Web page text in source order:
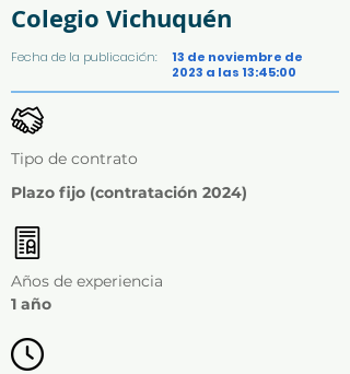
Colegio Vichuquén
Fecha de la publicación:
13 de noviembre de
2023 a las 13:45:00
Tipo de contrato
Plazo fijo (contratación 2024)
Años de experiencia
1 año